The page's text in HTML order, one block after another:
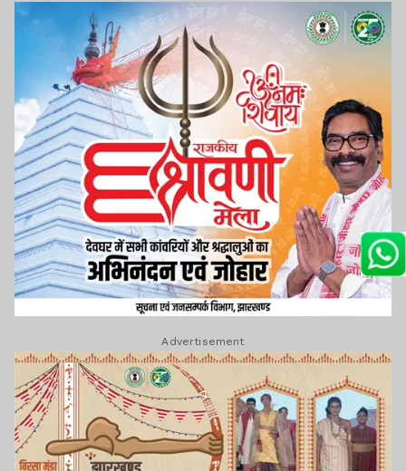
वित्तमंत्री की छापेमारी और
उघाड़ हो गया पलामू पुलिस व
जिला प्रशासन, पढ़ें पूरा
मामला...
झारखंड न्यूज़
राज्यसभा चुनाव : पर्दे के पीछे
की वह राजनीति जो दिखती
नहीं, पर सब तय करती है...
Lagatar Media की यह खबर आपको कैसी लगी.
नीचे दिए गए कमेंट बॉक्स में अपनी राय साझा करें.
Advertisement